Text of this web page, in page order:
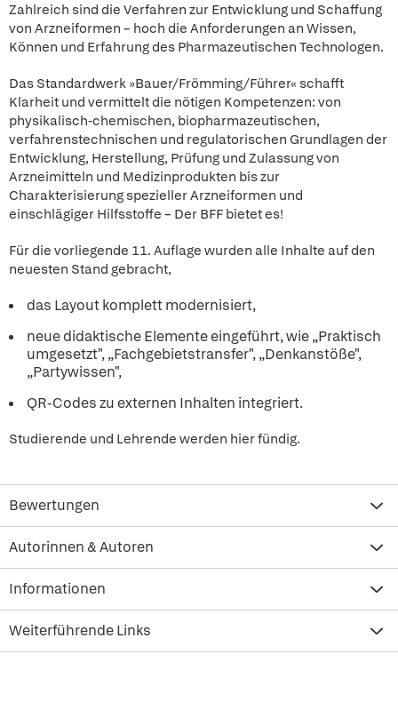
Zahlreich sind die Verfahren zur Entwicklung und Schaffung
von Arzneiformen – hoch die Anforderungen an Wissen,
Können und Erfahrung des Pharmazeutischen Technologen.
Das Standardwerk »Bauer/Frömming/Führer« schafft
Klarheit und vermittelt die nötigen Kompetenzen: von
physikalisch-chemischen, biopharmazeutischen,
verfahrenstechnischen und regulatorischen Grundlagen der
Entwicklung, Herstellung, Prüfung und Zulassung von
Arzneimitteln und Medizinprodukten bis zur
Charakterisierung spezieller Arzneiformen und
einschlägiger Hilfsstoffe – Der BFF bietet es!
Für die vorliegende 11. Auflage wurden alle Inhalte auf den
neuesten Stand gebracht,
das Layout komplett modernisiert,
neue didaktische Elemente eingeführt, wie „Praktisch
umgesetzt", „Fachgebietstransfer", „Denkanstöße",
„Partywissen",
QR-Codes zu externen Inhalten integriert.
Studierende und Lehrende werden hier fündig.
Bewertungen
Autorinnen & Autoren
Informationen
Weiterführende Links